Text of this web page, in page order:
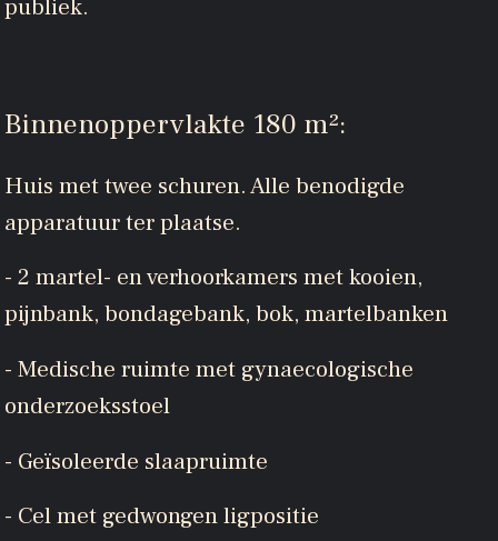
publiek.
Binnenoppervlakte 180 m²:
Huis met twee schuren. Alle benodigde
apparatuur ter plaatse.
- 2 martel- en verhoorkamers met kooien,
pijnbank, bondagebank, bok, martelbanken
- Medische ruimte met gynaecologische
onderzoeksstoel
- Geïsoleerde slaapruimte
- Cel met gedwongen ligpositie